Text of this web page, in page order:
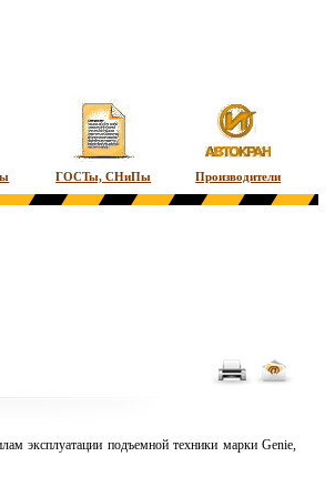
ГОСТы, СНиПы Производители
эксплуатации подъемной техники марки Genie,